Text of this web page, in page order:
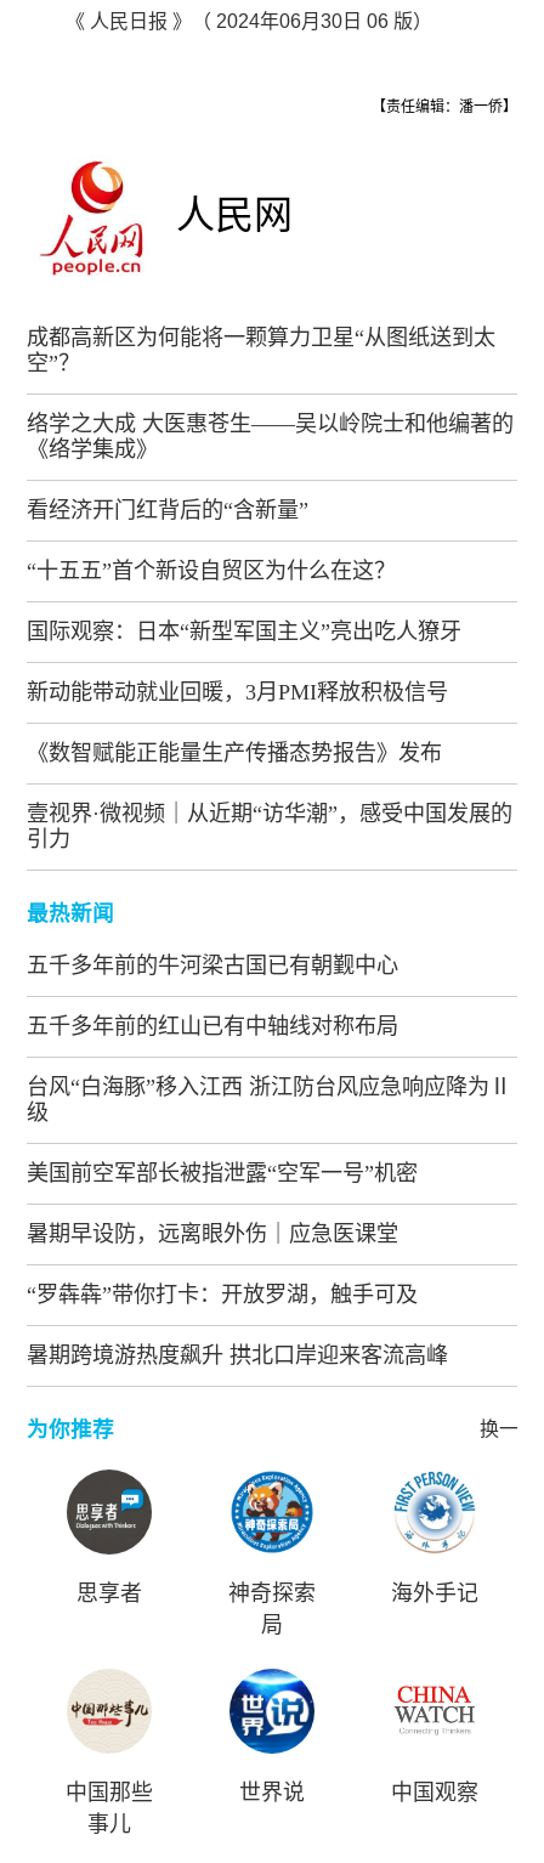
《 人民日报 》（ 2024年06月30日 06 版）
【责任编辑：潘一侨】
人民网
成都高新区为何能将一颗算力卫星“从图纸送到太
空”？
络学之大成 大医惠苍生——吴以岭院士和他编著的
《络学集成》
看经济开门红背后的“含新量”
“十五五”首个新设自贸区为什么在这？
国际观察：日本“新型军国主义”亮出吃人獠牙
新动能带动就业回暖，3月PMI释放积极信号
《数智赋能正能量生产传播态势报告》发布
壹视界·微视频｜从近期“访华潮”，感受中国发展的
引力
最热新闻
五千多年前的牛河梁古国已有朝觐中心
五千多年前的红山已有中轴线对称布局
台风“白海豚”移入江西 浙江防台风应急响应降为Ⅱ
级
美国前空军部长被指泄露“空军一号”机密
暑期早设防，远离眼外伤｜应急医课堂
“罗犇犇”带你打卡：开放罗湖，触手可及
暑期跨境游热度飙升 拱北口岸迎来客流高峰
为你推荐 换一批
思享者
神奇探索
局
海外手记
中国那些
事儿
世界说 中国观察